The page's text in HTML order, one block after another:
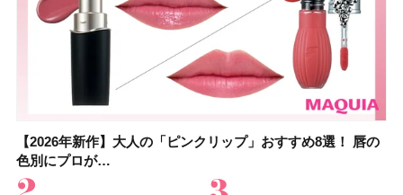
【2026年新作】大人の「ピンクリップ」おすすめ8選！ 唇の
色別にプロが…
【上田竜也さんのマイベストコスメ５選】大人になって開眼
したからこそ愛が深…
【2026年新作】大人の「ピンクリップ」おすすめ8選！ 唇の
色別にプロが…
【2026夏】「香水・フレグランス」ランキングTOP5！＜美
容マニア・マ…
【2026年最新】ダイエットや腸活におすすめの食品・ドリン
ク6選！ 美活…
【2026年夏】40代におすすめの髪型30選！ 若く見える・手
入れが楽な…
【フォロー＆いいねで当たる】中国割烹旅館 掬水亭の宿泊券
を1組2名様にプ…
【セザンヌ】8/7新色追加！「ウォータリーティントリップ
」10モモピュ…